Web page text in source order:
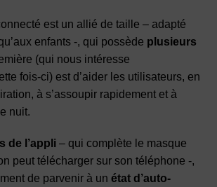
est un allié de taille – adapté
enfants -, qui possède plusieurs
(qui nous intéresse
fois-ci) est d’aider les utilisateurs, en
à s’assoupir rapidement et à
nuit.
de l’appli – qui complète le masque
peut télécharger sur son téléphone -,
de parvenir à un état d’auto-